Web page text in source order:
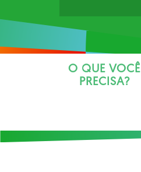
O QUE VOCÊ
PRECISA?